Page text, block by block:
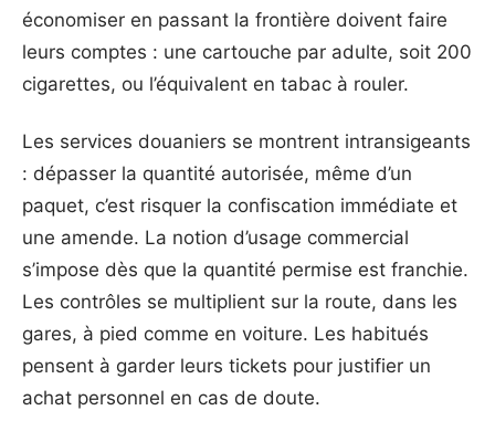
économiser en passant la frontière doivent faire
leurs comptes : une cartouche par adulte, soit 200
cigarettes, ou l’équivalent en tabac à rouler.
Les services douaniers se montrent intransigeants
: dépasser la quantité autorisée, même d’un
paquet, c’est risquer la confiscation immédiate et
une amende. La notion d’usage commercial
s’impose dès que la quantité permise est franchie.
Les contrôles se multiplient sur la route, dans les
gares, à pied comme en voiture. Les habitués
pensent à garder leurs tickets pour justifier un
achat personnel en cas de doute.